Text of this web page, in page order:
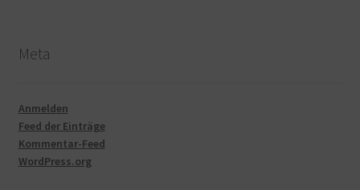
Meta
Anmelden
Feed der Einträge
Kommentar-Feed
WordPress.org